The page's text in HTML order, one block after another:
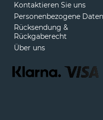
Kontaktieren Sie uns
Personenbezogene Daten
Rücksendung &
Rückgaberecht
Über uns